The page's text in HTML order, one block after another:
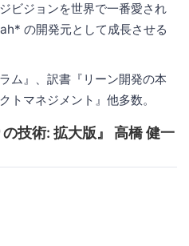
ビジョンを世界で一番愛され
の開発元として成長させる
ム』、訳書『リーン開発の本
トマネジメント』他多数。
技術: 拡大版』 高橋 健一